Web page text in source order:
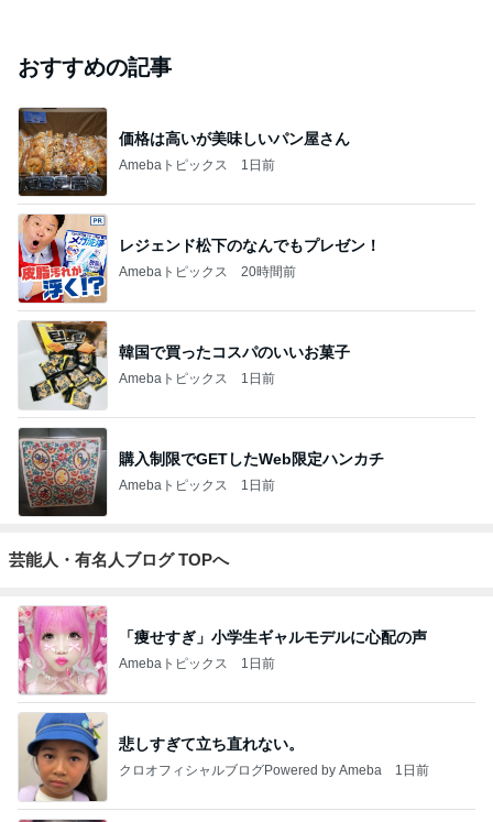
おすすめの記事
価格は高いが美味しいパン屋さん
Amebaトピックス 1日前
レジェンド松下のなんでもプレゼン！
Amebaトピックス 20時間前
韓国で買ったコスパのいいお菓子
Amebaトピックス 1日前
購入制限でGETしたWeb限定ハンカチ
Amebaトピックス 1日前
芸能人・有名人ブログ TOPへ
「痩せすぎ」小学生ギャルモデルに心配の声
Amebaトピックス 1日前
悲しすぎて立ち直れない。
クロオフィシャルブログPowered by Ameba 1日前